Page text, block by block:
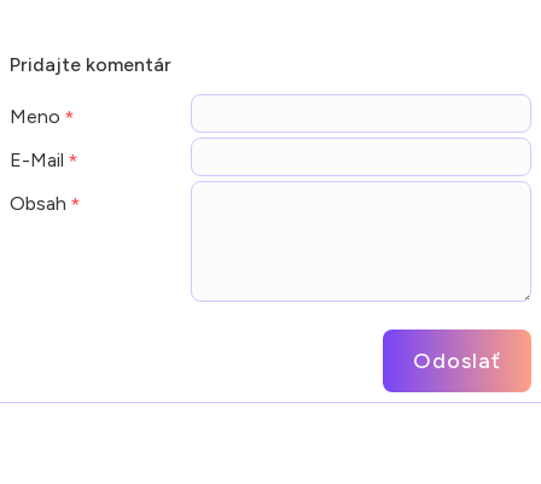
Pridajte komentár
Meno
E-Mail
Obsah
Odoslať